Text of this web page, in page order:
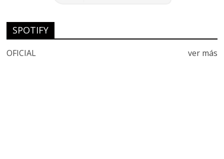
SPOTIFY
ver más
OFICIAL